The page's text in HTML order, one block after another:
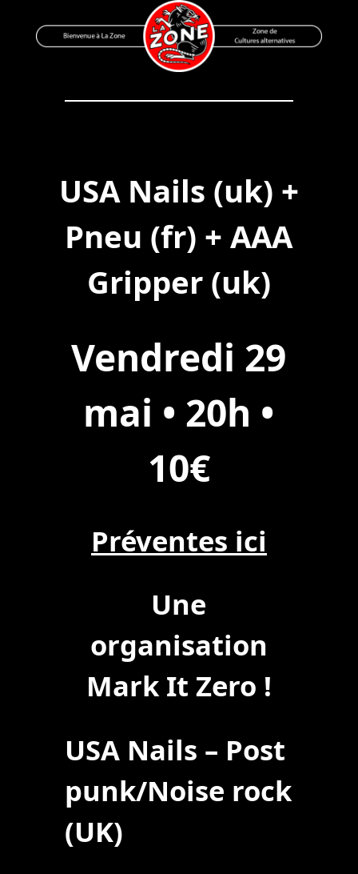
to
Bienvenue à La Zone
Zone de Cultures Alternatives
USA Nails (uk) +
Pneu (fr) + AAA
Gripper (uk)
Vendredi 29
mai • 20h •
10€
Préventes ici
Une
organisation
Mark It Zero !
USA Nails – Post
punk/Noise rock
(UK)